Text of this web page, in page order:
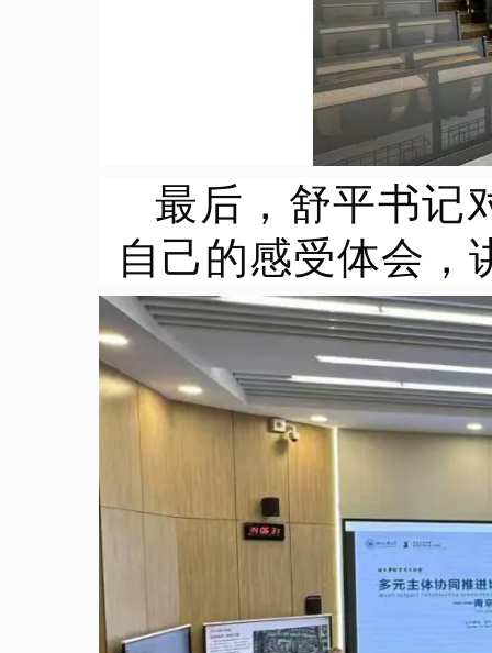
最后，舒平书记
自己的感受体会，